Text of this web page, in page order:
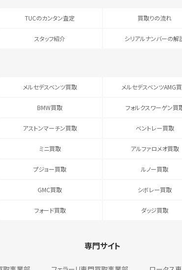
TUCのカンタン査定 買取りの流れ
スタッフ紹介 シリアルナンバーの解
メルセデスベンツ買取 メルセデスベンツAMG
BMW買取 フォルクスワーゲン買
アストンマーチン買取 ベントレー買取
ミニ買取 アルファロメオ買取
プジョー買取 ルノー買取
GMC買取 シボレー買取
フォード買取 ダッジ買取
専門サイト